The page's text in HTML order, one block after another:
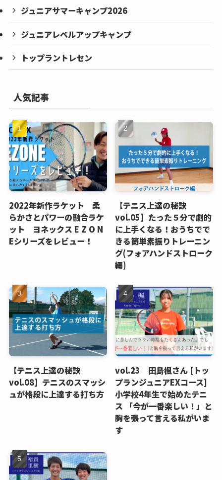
ジュニアサマーキャンプ2026
ジュニアレベルアップキャンプ
トップラントレセン
人気記事
2022年新作ラケット 柔
らかさとパワーの融合ラケ
ット ヨネックス E Z O N
Eシリーズをレビュー！
【テニス上達の秘訣
vol.05】たった５分で劇的
に上手くなる！おうちでで
きる簡単素振りトレーニン
グ(フォアハンドストローク
編)
【テニス上達の秘訣
vol.08】テニスのスマッシ
ュが格段に上達する打ち方
vol.23 田島楓さん [トッ
プランジュニアEXコース]
小学校4年生で始めたテニ
ス 「今が一番楽しい！」と
胸を張って言える私がいま
す